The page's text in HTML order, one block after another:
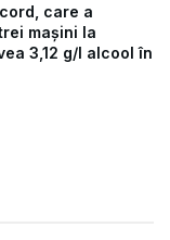
care a
mașini la
3,12 g/l alcool în